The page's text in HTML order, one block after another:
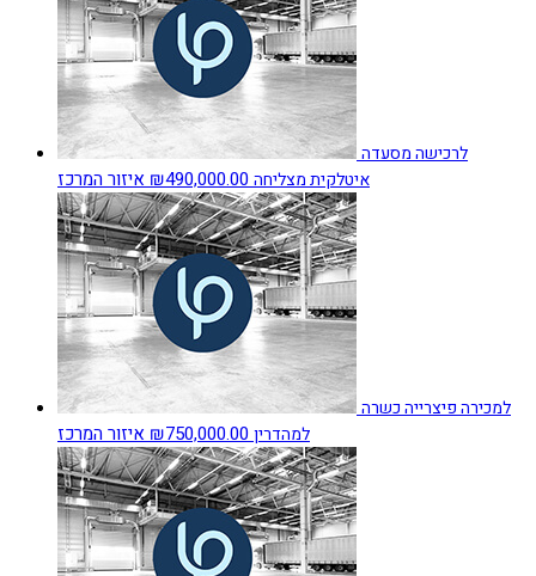
לרכישה מסעדה
איטלקית מצליחה₪490,000.00איזור המרכז
למכירה פיצרייה כשרה
למהדרין₪750,000.00איזור המרכז